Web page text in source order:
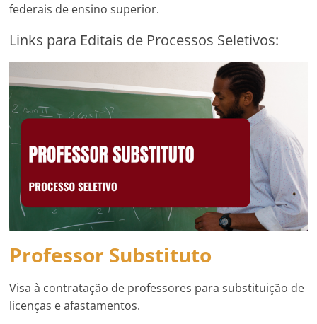
federais de ensino superior.
Links para Editais de Processos Seletivos:
Professor Substituto
Visa à contratação de professores para substituição de
licenças e afastamentos.